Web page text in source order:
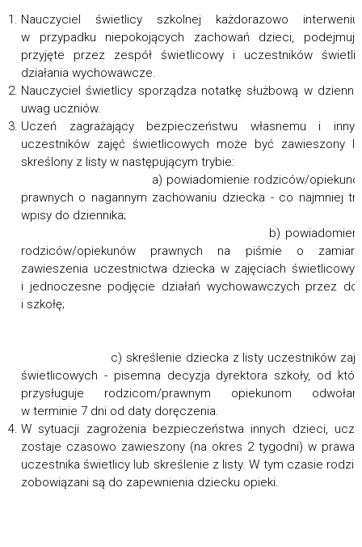
Nauczyciel świetlicy szkolnej każdorazowo
w przypadku niepokojących zachowań dzieci,
przyjęte przez zespół świetlicowy i uczestników
działania wychowawcze.
Nauczyciel świetlicy sporządza notatkę służbową w
uwag uczniów.
Uczeń zagrażający bezpieczeństwu własnemu i
uczestników zajęć świetlicowych może być zawieszony
skreślony z listy w następującym
a) powiadomienie rodziców/
prawnych o nagannym zachowaniu dziecka - co najmniej
wpisy do
b)
rodziców/opiekunów prawnych na piśmie o
zawieszenia uczestnictwa dziecka w zajęciach
i jednoczesne podjęcie działań wychowawczych przez
i
c) skreślenie dziecka z listy uczestników
świetlicowych - pisemna decyzja dyrektora szkoły, od
przysługuje rodzicom/prawnym opiekunom
w terminie 7 dni od daty doręczenia.
W sytuacji zagrożenia bezpieczeństwa innych dzieci,
zostaje czasowo zawieszony (na okres 2 tygodni) w
uczestnika świetlicy lub skreślenie z listy. W tym czasie
zobowiązani są do zapewnienia dziecku opieki.